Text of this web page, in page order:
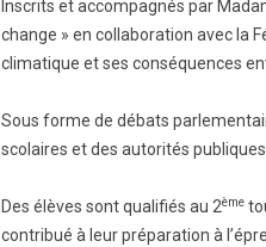
Inscrits et accompagnés par
change » en collaboration avec la
climatique et ses conséquences
Sous forme de débats
scolaires et des autorités publiques
Des élèves sont qualifiés au 2ème
contribué à leur préparation à